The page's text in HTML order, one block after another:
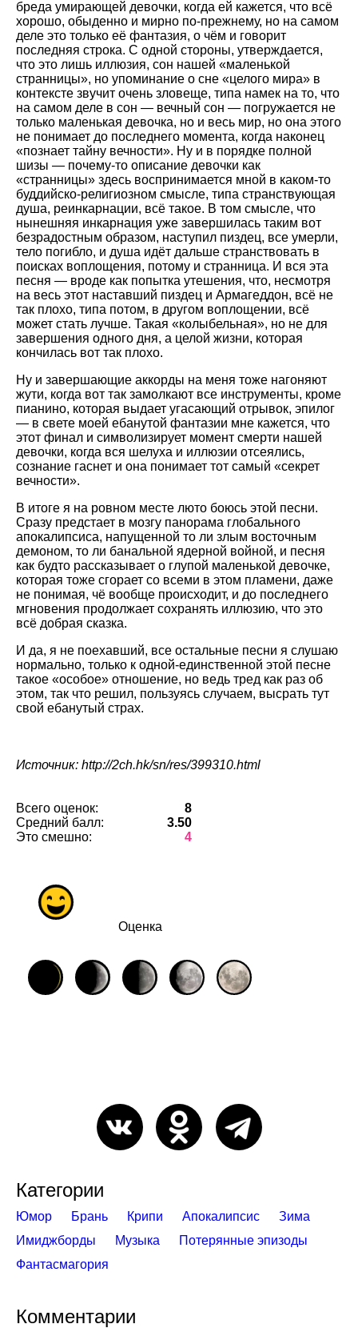
бреда умирающей девочки, когда ей кажется, что всё
хорошо, обыденно и мирно по-прежнему, но на самом
деле это только её фантазия, о чём и говорит
последняя строка. С одной стороны, утверждается,
что это лишь иллюзия, сон нашей «маленькой
странницы», но упоминание о сне «целого мира» в
контексте звучит очень зловеще, типа намек на то, что
на самом деле в сон — вечный сон — погружается не
только маленькая девочка, но и весь мир, но она этого
не понимает до последнего момента, когда наконец
«познает тайну вечности». Ну и в порядке полной
шизы — почему-то описание девочки как
«странницы» здесь воспринимается мной в каком-то
буддийско-религиозном смысле, типа странствующая
душа, реинкарнации, всё такое. В том смысле, что
нынешняя инкарнация уже завершилась таким вот
безрадостным образом, наступил пиздец, все умерли,
тело погибло, и душа идёт дальше странствовать в
поисках воплощения, потому и странница. И вся эта
песня — вроде как попытка утешения, что, несмотря
на весь этот наставший пиздец и Армагеддон, всё не
так плохо, типа потом, в другом воплощении, всё
может стать лучше. Такая «колыбельная», но не для
завершения одного дня, а целой жизни, которая
кончилась вот так плохо.
Ну и завершающие аккорды на меня тоже нагоняют
жути, когда вот так замолкают все инструменты, кроме
пианино, которая выдает угасающий отрывок, эпилог
— в свете моей ебанутой фантазии мне кажется, что
этот финал и символизирует момент смерти нашей
девочки, когда вся шелуха и иллюзии отсеялись,
сознание гаснет и она понимает тот самый «секрет
вечности».
В итоге я на ровном месте люто боюсь этой песни.
Сразу предстает в мозгу панорама глобального
апокалипсиса, напущенной то ли злым восточным
демоном, то ли банальной ядерной войной, и песня
как будто рассказывает о глупой маленькой девочке,
которая тоже сгорает со всеми в этом пламени, даже
не понимая, чё вообще происходит, и до последнего
мгновения продолжает сохранять иллюзию, что это
всё добрая сказка.
И да, я не поехавший, все остальные песни я слушаю
нормально, только к одной-единственной этой песне
такое «особое» отношение, но ведь тред как раз об
этом, так что решил, пользуясь случаем, высрать тут
свой ебанутый страх.
Источник: http://2ch.hk/sn/res/399310.html
Всего оценок:
8
Средний балл:
3.50
Это смешно:
4
Оценка
Категории
Юмор Брань Крипи Апокалипсис
Зима
Имиджборды
Музыка
Потерянные эпизоды
Фантасмагория
Комментарии